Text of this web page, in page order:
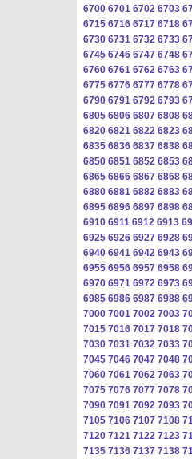
6700 6701 6702 6703
6715 6716 6717 6718
6730 6731 6732 6733
6745 6746 6747 6748
6760 6761 6762 6763
6775 6776 6777 6778
6790 6791 6792 6793
6805 6806 6807 6808
6820 6821 6822 6823
6835 6836 6837 6838
6850 6851 6852 6853
6865 6866 6867 6868
6880 6881 6882 6883
6895 6896 6897 6898
6910 6911 6912 6913
6925 6926 6927 6928
6940 6941 6942 6943
6955 6956 6957 6958
6970 6971 6972 6973
6985 6986 6987 6988
7000 7001 7002 7003
7015 7016 7017 7018
7030 7031 7032 7033
7045 7046 7047 7048
7060 7061 7062 7063
7075 7076 7077 7078
7090 7091 7092 7093
7105 7106 7107 7108
7120 7121 7122 7123
7135 7136 7137 7138